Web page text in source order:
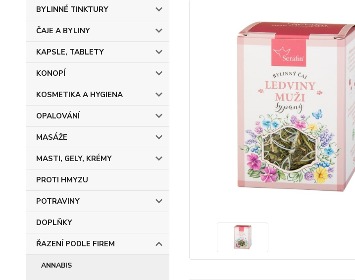
BYLINNÉ TINKTURY
ČAJE A BYLINY
KAPSLE, TABLETY
KONOPÍ
KOSMETIKA A HYGIENA
OPALOVÁNÍ
MASÁŽE
MASTI, GELY, KRÉMY
PROTI HMYZU
POTRAVINY
DOPLŇKY
ŘAZENÍ PODLE FIREM
ANNABIS